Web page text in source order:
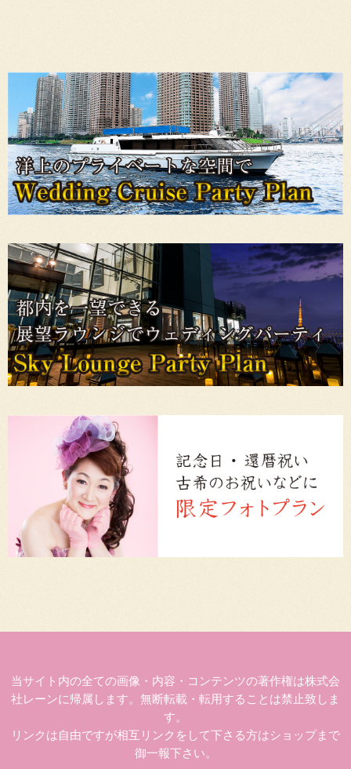
当サイト内の全ての画像・内容・コンテンツの著作権は株式会
社レーンに帰属します。無断転載・転用することは禁止致しま
す。
リンクは自由ですが相互リンクをして下さる方はショップまで
御一報下さい。